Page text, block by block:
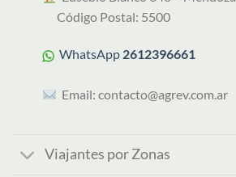
Código Postal: 5500
WhatsApp 2612396661
Email:contacto@agrev.com.ar
Viajantes por Zonas